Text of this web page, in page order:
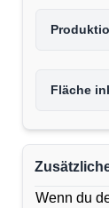
Fläche
Wenn du